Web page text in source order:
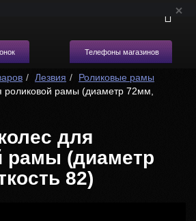
Телефоны магазинов
Лезвия
Роликовые рамы
роликовой рамы (диаметр 72мм,
для
рамы (диаметр
82)